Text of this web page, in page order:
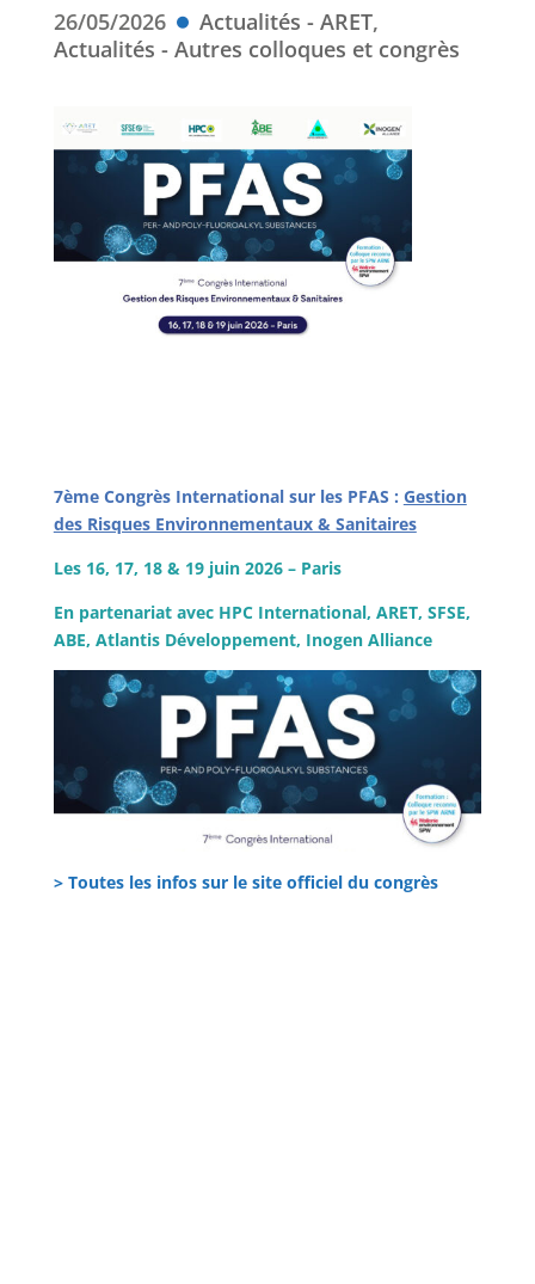
26/05/2026 Actualités - ARET,
Actualités - Autres colloques et congrès
7ème Congrès International sur les PFAS : Gestion
des Risques Environnementaux & Sanitaires
Les 16, 17, 18 & 19 juin 2026 – Paris
En partenariat avec HPC International, ARET, SFSE,
ABE, Atlantis Développement, Inogen Alliance
> Toutes les infos sur le site officiel du congrès